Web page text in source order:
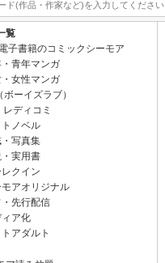
覧
子書籍のコミックシーモア
・青年マンガ
・女性マンガ
ボーイズラブ）
レディコミ
トノベル
写真集
実用書
クイン
モアオリジナル
先行配信
ィア化
アダルト